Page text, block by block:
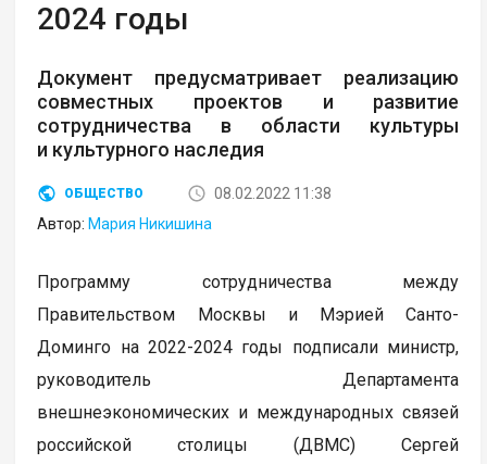
2024 годы
Документ предусматривает реализацию
совместных проектов и развитие
сотрудничества в области культуры
и культурного наследия
ОБЩЕСТВО
08.02.2022 11:38
Автор: Мария Никишина
Программу сотрудничества между
Правительством Москвы и Мэрией Санто-
Доминго на 2022-2024 годы подписали министр,
руководитель Департамента
внешнеэкономических и международных связей
российской столицы (ДВМС) Сергей